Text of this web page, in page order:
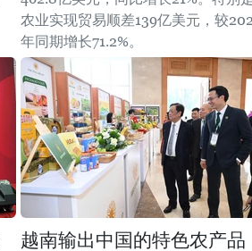
农业实现贸易顺差139亿美元，较
年同期增长71.2%。
越南输出中国的特色农产品